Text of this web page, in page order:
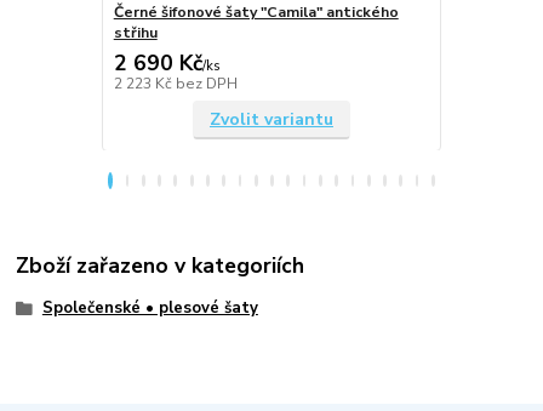
Černé šifonové šaty "Camila" antického
střihu
2 690 Kč/ks
2 223 Kč bez DPH
Zvolit variantu
Zboží zařazeno v kategoriích
Společenské • plesové šaty